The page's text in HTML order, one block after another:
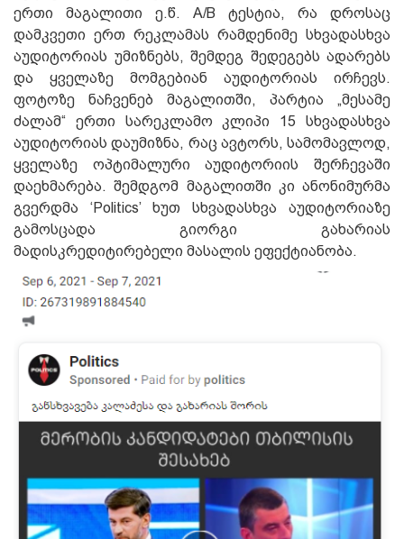
ერთი მაგალითი ე.წ. A/B ტესტია, რა დროსაც
დამკვეთი ერთ რეკლამას რამდენიმე სხვადასხვა
აუდიტორიას უმიზნებს, შემდეგ შედეგებს ადარებს
და ყველაზე მომგებიან აუდიტორიას ირჩევს.
ფოტოზე ნაჩვენებ მაგალითში, პარტია „მესამე
ძალამ“ ერთი სარეკლამო კლიპი 15 სხვადასხვა
აუდიტორიას დაუმიზნა, რაც ავტორს, სამომავლოდ,
ყველაზე ოპტიმალური აუდიტორიის შერჩევაში
დაეხმარება. შემდგომ მაგალითში კი ანონიმურმა
გვერდმა ‘Politics’ ხუთ სხვადასხვა აუდიტორიაზე
გამოსცადა გიორგი გახარიას
მადისკრედიტირებელი მასალის ეფექტიანობა.